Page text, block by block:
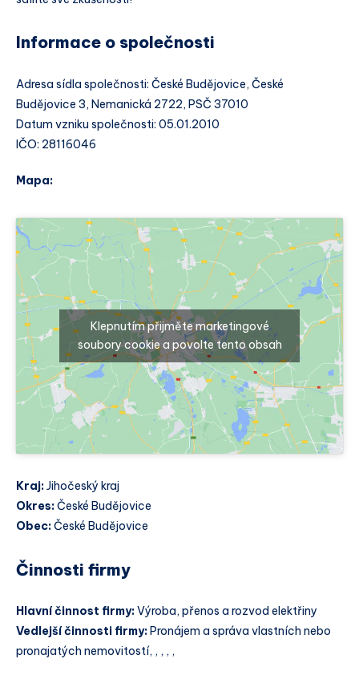
Informace o společnosti
Adresa sídla společnosti: České Budějovice, České
Budějovice 3, Nemanická 2722, PSČ 37010
Datum vzniku společnosti: 05.01.2010
IČO: 28116046
Mapa:
Klepnutím přijměte marketingové
soubory cookie a povolte tento obsah
Kraj:Jihočeský kraj
Okres:České Budějovice
Obec:České Budějovice
Činnosti firmy
Hlavní činnost firmy:Výroba, přenos a rozvod elektřiny
Vedlejší činnosti firmy:Pronájem a správa vlastních nebo
pronajatých nemovitostí, , , , ,